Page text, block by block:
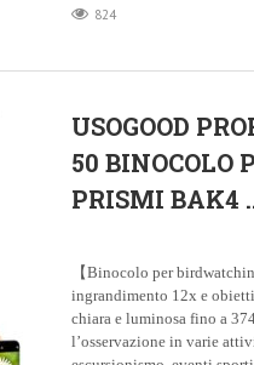
824
USOGOOD
50 BINOCOLO
PRISMI BAK4
【Binocolo per
ingrandimento 12x e
chiara e luminosa fino a
l’osservazione in varie